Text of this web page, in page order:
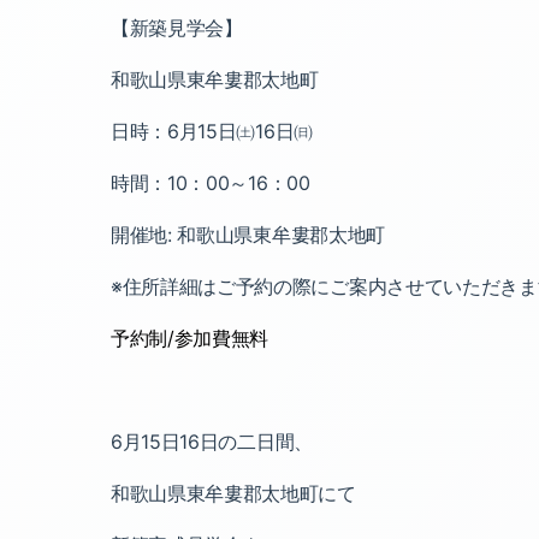
【新築見学会】
和歌山県東牟婁郡太地町
日時： 6月15日㈯16日㈰
時間： 10 ： 00～ 16 ： 00
開催地:和歌山県東牟婁郡太地町
※住所詳細はご予約の際にご案内させていただき
予約制/参加費無料
6月15日16日の二日間、
和歌山県東牟婁郡太地町にて